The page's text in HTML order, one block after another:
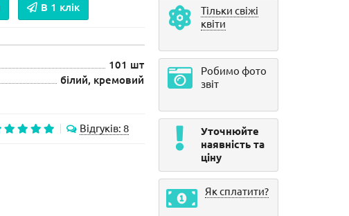
В 1 клік
101 шт
білий, кремовий
Відгуків: 8
Тільки свіжі
квіти
Робимо фото
звіт
Уточнюйте
наявність та
ціну
Як сплатити?